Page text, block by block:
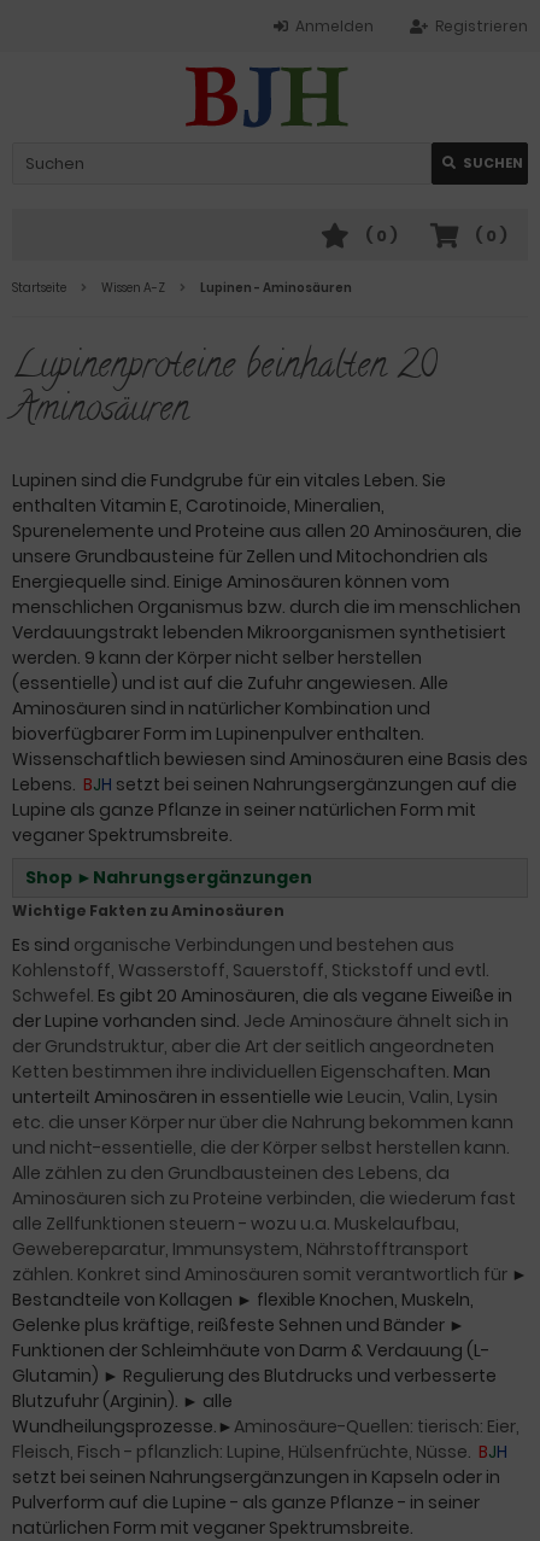
Registrieren
Anmelden
SUCHEN
( 0 )
( 0 )
Startseite Wissen A-Z Lupinen - Aminosäuren
Lupinenproteine beinhalten 20
Aminosäuren
Lupinen sind die Fundgrube für ein vitales Leben. Sie
enthalten Vitamin E, Carotinoide, Mineralien,
Spurenelemente und Proteine aus allen 20 Aminosäuren, die
unsere Grundbausteine für Zellen und Mitochondrien als
Energiequelle sind. Einige Aminosäuren können vom
menschlichen Organismus bzw. durch die im menschlichen
Verdauungstrakt lebenden Mikroorganismen synthetisiert
werden. 9 kann der Körper nicht selber herstellen
(essentielle) und ist auf die Zufuhr angewiesen. Alle
Aminosäuren sind in natürlicher Kombination und
bioverfügbarer Form im Lupinenpulver enthalten.
Wissenschaftlich bewiesen sind Aminosäuren eine Basis des
Lebens. BJH setzt bei seinen Nahrungsergänzungen auf die
Lupine als ganze Pflanze in seiner natürlichen Form mit
veganer Spektrumsbreite.
Shop ►Nahrungsergänzungen
Wichtige Fakten zu Aminosäuren
Es sind organische Verbindungen und bestehen aus
Kohlenstoff, Wasserstoff, Sauerstoff, Stickstoff und evtl.
Schwefel. Es gibt 20 Aminosäuren, die als vegane Eiweiße in
der Lupine vorhanden sind. Jede Aminosäure ähnelt sich in
der Grundstruktur, aber die Art der seitlich angeordneten
Ketten bestimmen ihre individuellen Eigenschaften. Man
unterteilt Aminosären in essentielle wie Leucin, Valin, Lysin
etc. die unser Körper nur über die Nahrung bekommen kann
und nicht-essentielle, die der Körper selbst herstellen kann.
Alle zählen zu den Grundbausteinen des Lebens, da
Aminosäuren sich zu Proteine verbinden, die wiederum fast
alle Zellfunktionen steuern - wozu u.a. Muskelaufbau,
Gewebereparatur, Immunsystem, Nährstofftransport
zählen. Konkret sind Aminosäuren somit verantwortlich für ►
Bestandteile von Kollagen ► flexible Knochen, Muskeln,
Gelenke plus kräftige, reißfeste Sehnen und Bänder ►
Funktionen der Schleimhäute von Darm & Verdauung (L-
Glutamin) ► Regulierung des Blutdrucks und verbesserte
Blutzufuhr (Arginin). ► alle
Wundheilungsprozesse. ► Aminosäure-Quellen: tierisch: Eier,
Fleisch, Fisch - pflanzlich: Lupine, Hülsenfrüchte, Nüsse. BJH
setzt bei seinen Nahrungsergänzungen in Kapseln oder in
Pulverform auf die Lupine - als ganze Pflanze - in seiner
natürlichen Form mit veganer Spektrumsbreite.